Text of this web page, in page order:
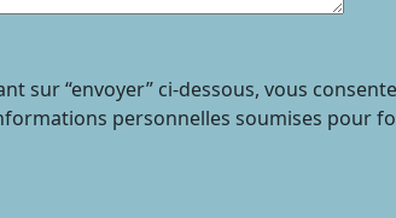
sur “envoyer” ci-dessous, vous
personnelles soumises pour